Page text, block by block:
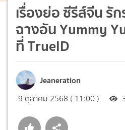
เรื่องย่อ ซีรีส์จีน รั
ฉางอัน Yummy
ที่ TrueID
Jeaneration
9 ตุลาคม 2568 ( 11:00 )